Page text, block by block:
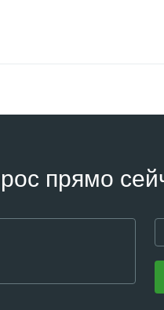
прямо